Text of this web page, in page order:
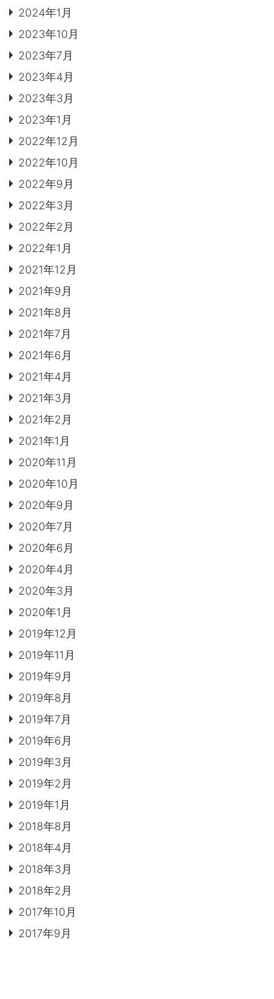
2024年1月
2023年10月
2023年7月
2023年4月
2023年3月
2023年1月
2022年12月
2022年10月
2022年9月
2022年3月
2022年2月
2022年1月
2021年12月
2021年9月
2021年8月
2021年7月
2021年6月
2021年4月
2021年3月
2021年2月
2021年1月
2020年11月
2020年10月
2020年9月
2020年7月
2020年6月
2020年4月
2020年3月
2020年1月
2019年12月
2019年11月
2019年9月
2019年8月
2019年7月
2019年6月
2019年3月
2019年2月
2019年1月
2018年8月
2018年4月
2018年3月
2018年2月
2017年10月
2017年9月